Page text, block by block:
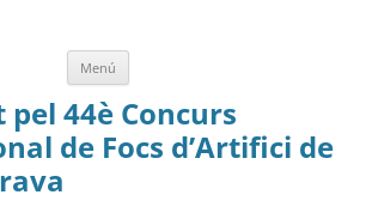
Menú
44è Concurs
de Focs d’Artifici de